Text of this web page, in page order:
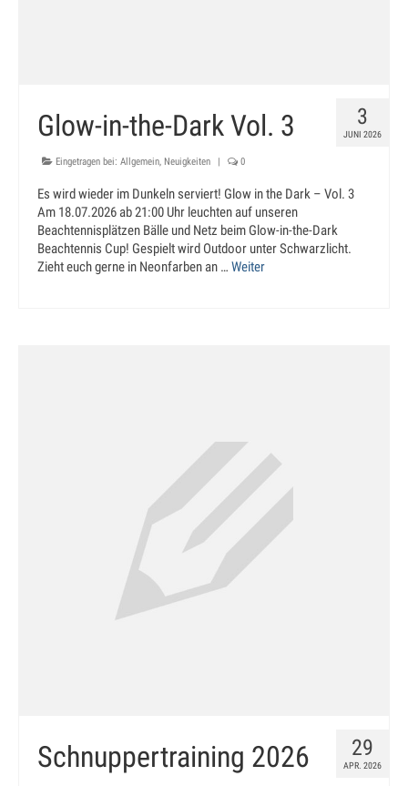
Jugendmannschaften – in Bearbeitung
Seniorenmannschaften – in Bearbeitung
SaarLorLux HobbyTour – in Bearbeitung
Turniere
Senioren Cup
Datenschutz
3
JUNI 2026
Glow-in-the-Dark Vol. 3
Eingetragen bei: Allgemein, Neuigkeiten | 0
Es wird wieder im Dunkeln serviert! Glow in the Dark – Vol. 3
Am 18.07.2026 ab 21:00 Uhr leuchten auf unseren
Beachtennisplätzen Bälle und Netz beim Glow-in-the-Dark
Beachtennis Cup! Gespielt wird Outdoor unter Schwarzlicht.
Zieht euch gerne in Neonfarben an … Weiter
29
APR. 2026
Schnuppertraining 2026